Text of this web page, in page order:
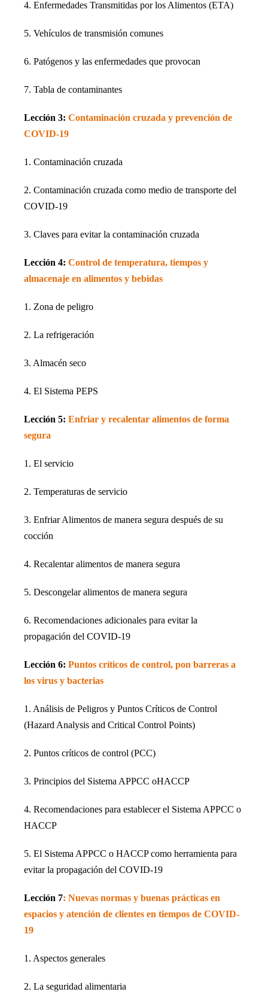
4. Enfermedades Transmitidas por los Alimentos (ETA)
5. Vehículos de transmisión comunes
6. Patógenos y las enfermedades que provocan
7. Tabla de contaminantes
Lección 3: Contaminación cruzada y prevención de
COVID-19
1. Contaminación cruzada
2. Contaminación cruzada como medio de transporte del
COVID-19
3. Claves para evitar la contaminación cruzada
Lección 4: Control de temperatura, tiempos y
almacenaje en alimentos y bebidas
1. Zona de peligro
2. La refrigeración
3. Almacén seco
4. El Sistema PEPS
Lección 5: Enfriar y recalentar alimentos de forma
segura
1. El servicio
2. Temperaturas de servicio
3. Enfriar Alimentos de manera segura después de su
cocción
4. Recalentar alimentos de manera segura
5. Descongelar alimentos de manera segura
6. Recomendaciones adicionales para evitar la
propagación del COVID-19
Lección 6: Puntos críticos de control, pon barreras a
los virus y bacterias
1. Análisis de Peligros y Puntos Críticos de Control
(Hazard Analysis and Critical Control Points)
2. Puntos críticos de control (PCC)
3. Principios del Sistema APPCC oHACCP
4. Recomendaciones para establecer el Sistema APPCC o
HACCP
5. El Sistema APPCC o HACCP como herramienta para
evitar la propagación del COVID-19
Lección 7: Nuevas normas y buenas prácticas en
espacios y atención de clientes en tiempos de COVID-
19
1. Aspectos generales
2. La seguridad alimentaria